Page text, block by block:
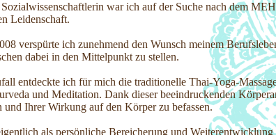
war ich auf der Suche nach dem
Leidenschaft.
verspürte ich zunehmend den Wunsch meinem
dabei in den Mittelpunkt zu stellen.
entdeckte ich für mich die traditionelle Thai-Yoga-
und Meditation. Dank dieser beeindruckenden
und Ihrer Wirkung auf den Körper zu befassen.
als persönliche Bereicherung und